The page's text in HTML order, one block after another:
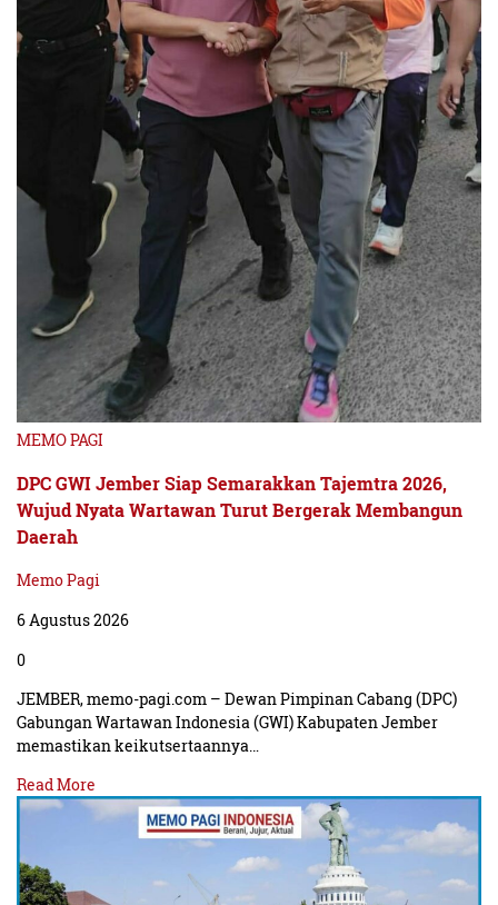
MEMO PAGI
DPC GWI Jember Siap Semarakkan Tajemtra 2026,
Wujud Nyata Wartawan Turut Bergerak Membangun
Daerah
Memo Pagi
6 Agustus 2026
0
JEMBER, memo-pagi.com – Dewan Pimpinan Cabang (DPC)
Gabungan Wartawan Indonesia (GWI) Kabupaten Jember
memastikan keikutsertaannya…
Read More